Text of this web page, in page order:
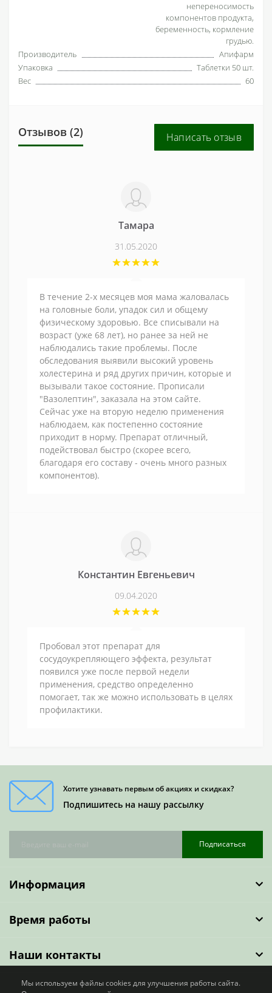
непереносимость
компонентов продукта,
беременность, кормление
грудью.
Производитель
Апифарм
Упаковка
Таблетки 50 шт.
Вес
60
Отзывов (2) Написать отзыв
Тамара
31.05.2020
В течение 2-х месяцев моя мама жаловалась
на головные боли, упадок сил и общему
физическому здоровью. Все списывали на
возраст (уже 68 лет), но ранее за ней не
наблюдались такие проблемы. После
обследования выявили высокий уровень
холестерина и ряд других причин, которые и
вызывали такое состояние. Прописали
"Вазолептин", заказала на этом сайте.
Сейчас уже на вторую неделю применения
наблюдаем, как постепенно состояние
приходит в норму. Препарат отличный,
подействовал быстро (скорее всего,
благодаря его составу - очень много разных
компонентов).
Константин Евгеньевич
09.04.2020
Пробовал этот препарат для
сосудоукрепляющего эффекта, результат
появился уже после первой недели
применения, средство определенно
помогает, так же можно использовать в целях
профилактики.
Хотите узнавать первым об акциях и скидках?
Подпишитесь на нашу рассылку
Подписаться
Информация
Время работы
Наши контакты
Мы используем файлы cookies для улучшения работы сайта.